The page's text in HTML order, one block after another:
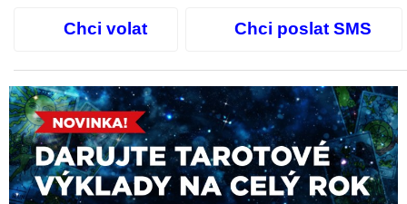
Chci volat Chci poslat SMS